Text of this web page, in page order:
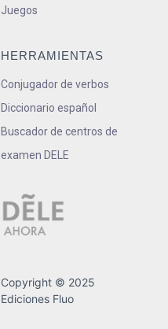
Juegos
HERRAMIENTAS
Conjugador de verbos
Diccionario español
Buscador de centros de
examen DELE
Copyright © 2025
Ediciones Fluo